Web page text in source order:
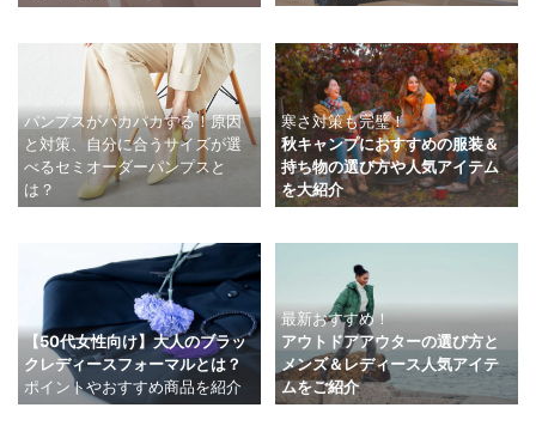
パンプスがパカパカする！原因
と対策、自分に合うサイズが選
べるセミオーダーパンプスと
は？
寒さ対策も完璧！
秋キャンプにおすすめの服装＆
持ち物の選び方や人気アイテム
を大紹介
【50代女性向け】大人のブラッ
クレディースフォーマルとは？
ポイントやおすすめ商品を紹介
最新おすすめ！
アウトドアアウターの選び方と
メンズ＆レディース人気アイテ
ムをご紹介